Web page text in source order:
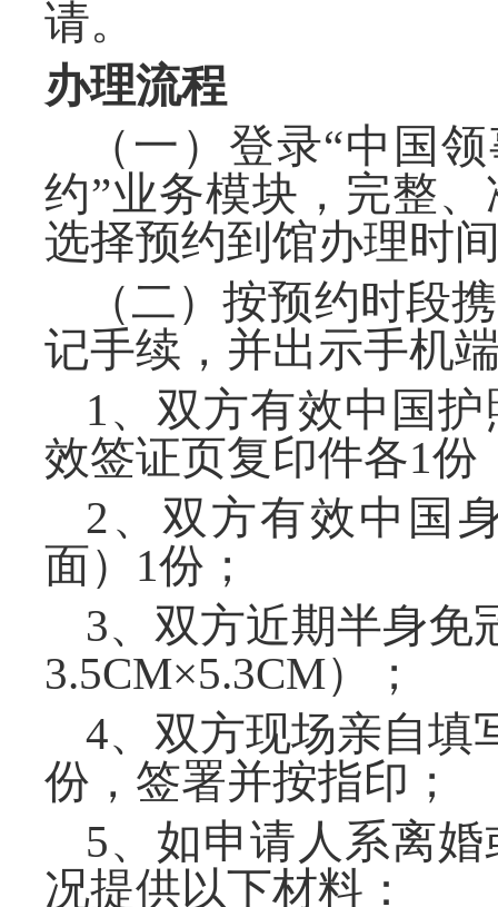
请。
办理流程
（一）登录“中国
约”业务模块，完整
选择预约到馆办理时
（二）按预约时段
记手续，并出示手机
1、双方有效中国
效签证页复印件各
2、双方有效中国
面）1份；
3、双方近期半身免
3.5CM×5.3CM）
4、双方现场亲自填
份，签署并按指
5、如申请人系离
况提供以下材料